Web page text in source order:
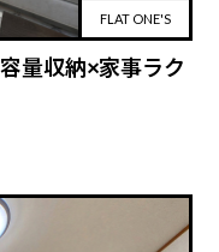
FLAT ONE'S
量収納×家事ラク